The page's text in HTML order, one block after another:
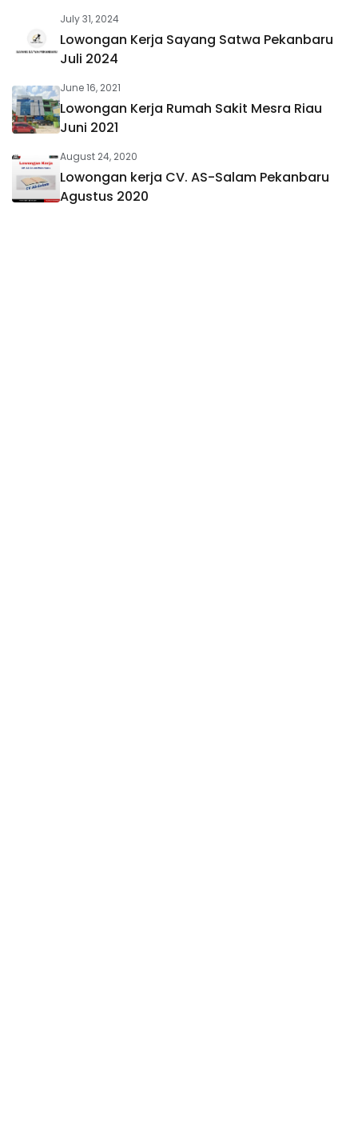
July 31, 2024
Lowongan Kerja Sayang Satwa Pekanbaru
Juli 2024
June 16, 2021
Lowongan Kerja Rumah Sakit Mesra Riau
Juni 2021
August 24, 2020
Lowongan kerja CV. AS-Salam Pekanbaru
Agustus 2020